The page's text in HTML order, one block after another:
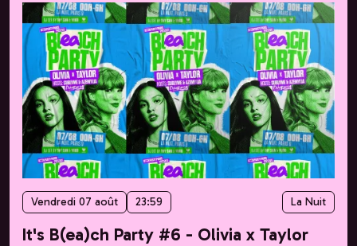
Vendredi 07 août 23:59 La Nuit
It's B(ea)ch Party #6 - Olivia x Taylor